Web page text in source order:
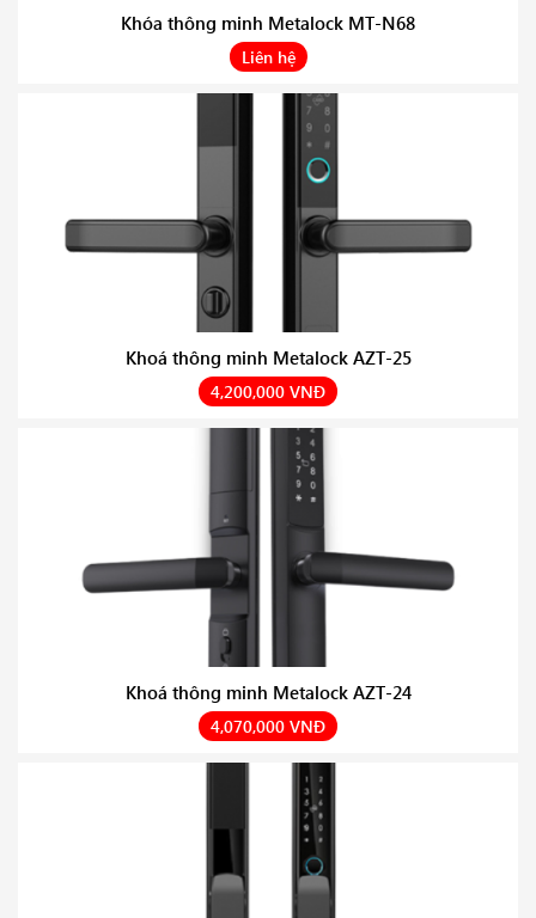
Khóa thông minh Metalock MT-N68
Liên hệ
Khoá thông minh Metalock AZT-25
4,200,000 VNĐ
Khoá thông minh Metalock AZT-24
4,070,000 VNĐ